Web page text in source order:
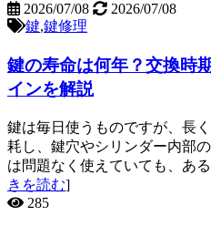
2026/07/08
2026/07/08
鍵,鍵修理
鍵の寿命は何年？交換時
インを解説
鍵は毎日使うものですが、長
耗し、鍵穴やシリンダー内部
は問題なく使えていても、あ
きを読む]
285